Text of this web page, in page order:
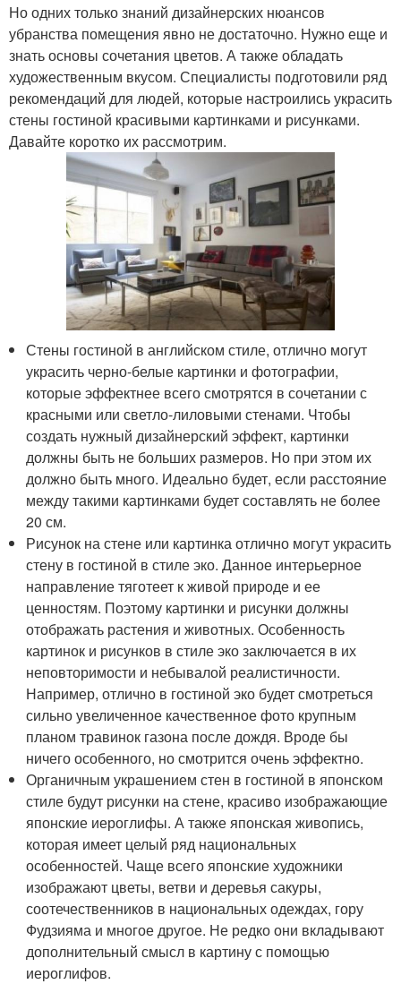
Но одних только знаний дизайнерских нюансов
убранства помещения явно не достаточно. Нужно еще и
знать основы сочетания цветов. А также обладать
художественным вкусом. Специалисты подготовили ряд
рекомендаций для людей, которые настроились украсить
стены гостиной красивыми картинками и рисунками.
Давайте коротко их рассмотрим.
Стены гостиной в английском стиле, отлично могут
украсить черно-белые картинки и фотографии,
которые эффектнее всего смотрятся в сочетании с
красными или светло-лиловыми стенами. Чтобы
создать нужный дизайнерский эффект, картинки
должны быть не больших размеров. Но при этом их
должно быть много. Идеально будет, если расстояние
между такими картинками будет составлять не более
20 см.
Рисунок на стене или картинка отлично могут украсить
стену в гостиной в стиле эко. Данное интерьерное
направление тяготеет к живой природе и ее
ценностям. Поэтому картинки и рисунки должны
отображать растения и животных. Особенность
картинок и рисунков в стиле эко заключается в их
неповторимости и небывалой реалистичности.
Например, отлично в гостиной эко будет смотреться
сильно увеличенное качественное фото крупным
планом травинок газона после дождя. Вроде бы
ничего особенного, но смотрится очень эффектно.
Органичным украшением стен в гостиной в японском
стиле будут рисунки на стене, красиво изображающие
японские иероглифы. А также японская живопись,
которая имеет целый ряд национальных
особенностей. Чаще всего японские художники
изображают цветы, ветви и деревья сакуры,
соотечественников в национальных одеждах, гору
Фудзияма и многое другое. Не редко они вкладывают
дополнительный смысл в картину с помощью
иероглифов.